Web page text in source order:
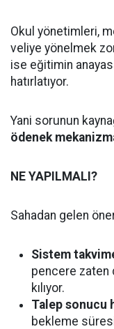
Okul yönetimleri,
veliye yönelmek
ise eğitimin
hatırlatıyor.
Yani sorunun
ödenek
NE YAPILMALI?
Sahadan gelen
Sistem
pencere zaten
kılıyor.
Talep sonucu
bekleme